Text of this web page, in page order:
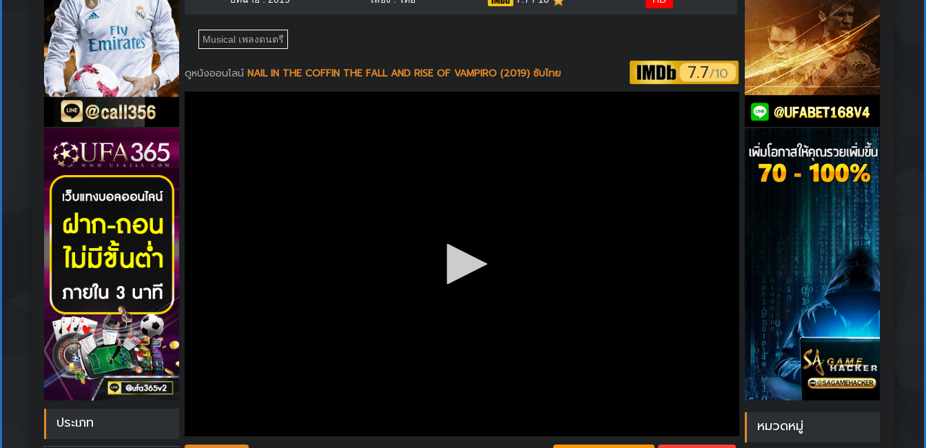
ประเภท
Musical เพลงดนตรี
ดูหนังออนไลน์NAIL IN THE COFFIN THE FALL AND RISE OF VAMPIRO (2019) ซับไทย 7.7/10
หมวดหมู่